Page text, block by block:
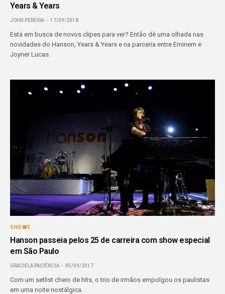
Years & Years
JOHN PEREIRA 17/09/2018
Está em busca de novos clipes para ver? Então dê uma olhada nas
novidades do Hanson, Years & Years e na parceria entre Eminem e
Joyner Lucas.
SHOWS
Hanson passeia pelos 25 de carreira com show especial
em São Paulo
GRACIELA PACIÊNCIA 05/09/2017
Com um setlist cheio de hits, o trio de irmãos empolgou os paulistas
em uma noite nostálgica.